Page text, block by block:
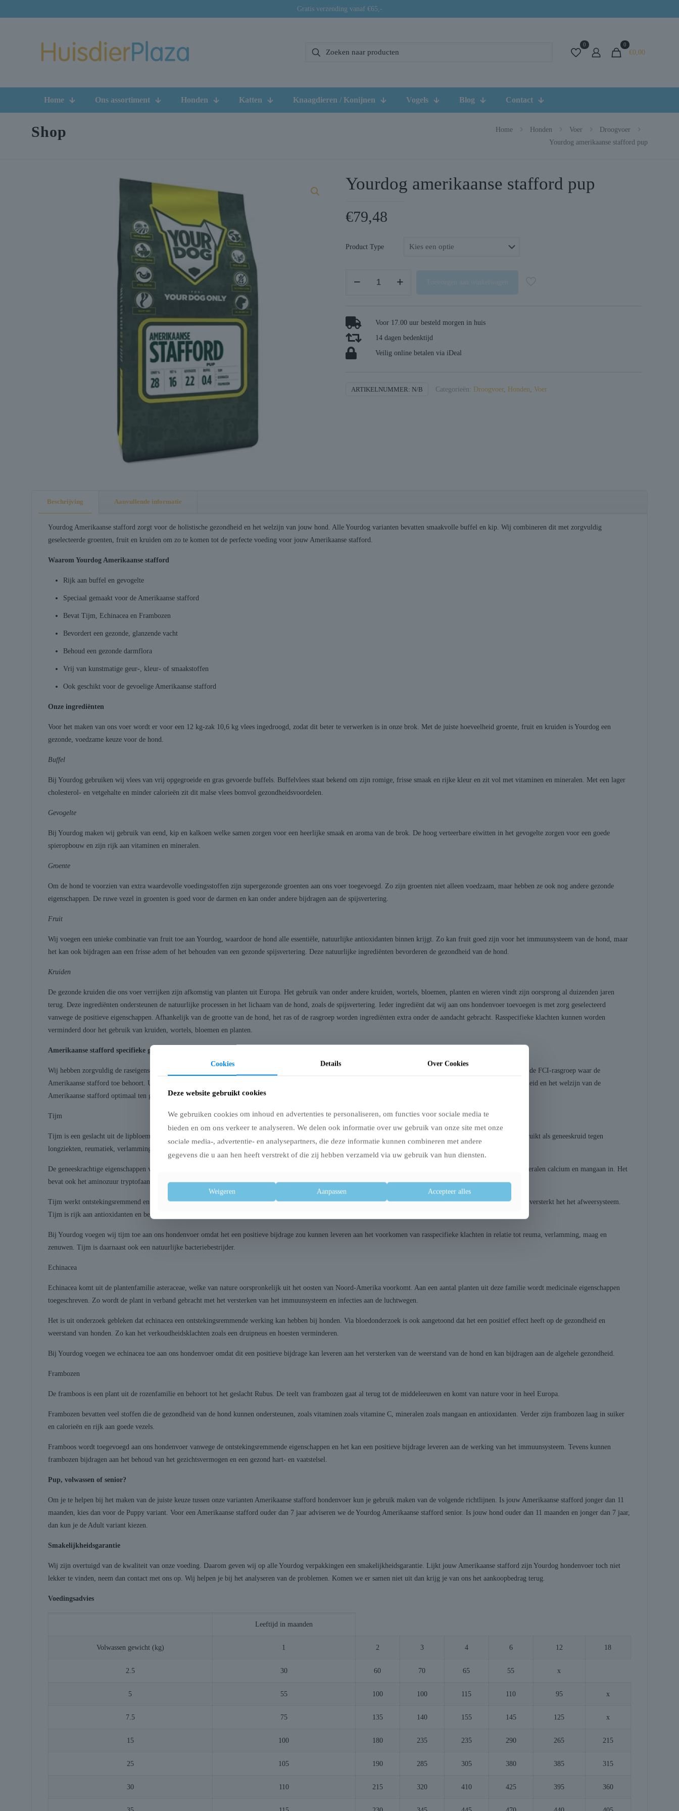
Gratis verzending vanaf €65,-
0 0
€0,00
Home Ons assortiment Honden Katten Knaagdieren / Konijnen Vogels Blog Contact
Shop Home Honden Voer
Droogvoer
Yourdog amerikaanse stafford pup
Yourdog amerikaanse stafford pup
€79,48
Product Type
amerikaanse
aantal
Voor 17.00 uur besteld morgen in huis
14 dagen bedenktijd
Veilig online betalen via iDeal
ARTIKELNUMMER: N/B Categorieën: Droogvoer, Honden Voer
Beschrijving Aanvullende informatie
Yourdog Amerikaanse stafford zorgt voor de holistische gezondheid en het welzijn van jouw hond. Alle Yourdog varianten bevatten smaakvolle buffel en kip. Wij combineren dit met zorgvuldig
geselecteerde groenten, fruit en kruiden om zo te komen tot de perfecte voeding voor jouw Amerikaanse stafford.
Waarom Yourdog Amerikaanse stafford
Rijk aan buffel en gevogelte
Speciaal gemaakt voor de Amerikaanse stafford
Bevat Tijm, Echinacea en Frambozen
Bevordert een gezonde, glanzende vacht
Behoud een gezonde darmflora
Vrij van kunstmatige geur-, kleur- of smaakstoffen
Ook geschikt voor de gevoelige Amerikaanse stafford
Onze ingrediënten
Voor het maken van ons voer wordt er voor een 12 kg-zak 10,6 kg vlees ingedroogd, zodat dit beter te verwerken is in onze brok. Met de juiste hoeveelheid groente, fruit en kruiden is Yourdog een
gezonde, voedzame keuze voor de hond.
Buffel
Bij Yourdog gebruiken wij vlees van vrij opgegroeide en gras gevoerde buffels. Buffelvlees staat bekend om zijn romige, frisse smaak en rijke kleur en zit vol met vitaminen en mineralen. Met een lager
cholesterol- en vetgehalte en minder calorieën zit dit malse vlees bomvol gezondheidsvoordelen.
Gevogelte
Bij Yourdog maken wij gebruik van eend, kip en kalkoen welke samen zorgen voor een heerlijke smaak en aroma van de brok. De hoog verteerbare eiwitten in het gevogelte zorgen voor een goede
spieropbouw en zijn rijk aan vitaminen en mineralen.
Groente
Om de hond te voorzien van extra waardevolle voedingsstoffen zijn supergezonde groenten aan ons voer toegevoegd. Zo zijn groenten niet alleen voedzaam, maar hebben ze ook nog andere gezonde
eigenschappen. De ruwe vezel in groenten is goed voor de darmen en kan onder andere bijdragen aan de spijsvertering.
Fruit
Wij voegen een unieke combinatie van fruit toe aan Yourdog, waardoor de hond alle essentiële, natuurlijke antioxidanten binnen krijgt. Zo kan fruit goed zijn voor het immuunsysteem van de hond, maar
het kan ook bijdragen aan een frisse adem of het behouden van een gezonde spijsvertering. Deze natuurlijke ingrediënten bevorderen de gezondheid van de hond.
Kruiden
De gezonde kruiden die ons voer verrijken zijn afkomstig van planten uit Europa. Het gebruik van onder andere kruiden, wortels, bloemen, planten en wieren vindt zijn oorsprong al duizenden jaren
terug. Deze ingrediënten ondersteunen de natuurlijke processen in het lichaam van de hond, zoals de spijsvertering. Ieder ingrediënt dat wij aan ons hondenvoer toevoegen is met zorg geselecteerd
vanwege de positieve eigenschappen. Afhankelijk van de grootte van de hond, het ras of de rasgroep worden ingrediënten extra onder de aandacht gebracht. Rasspecifieke klachten kunnen worden
verminderd door het gebruik van kruiden, wortels, bloemen en planten.
Amerikaanse stafford specifieke groente, kruiden en fruit
Wij hebben zorgvuldig de raseigenschappen van de Amerikaanse stafford onderzocht. Ook hebben we onderzoek gedaan naar de eigenschappen van de FCI-ras sectie en de FCI-rasgroep waar de
Amerikaanse stafford toe behoort. Uit deze onderzoeken zijn, in overleg met vooraanstaande Nederlandse voedingsdeskundige, ingrediënten geselecteerd die de gezondheid en het welzijn van de
Amerikaanse stafford optimaal ten goede komen.
Tijm
Tijm is een geslacht uit de lipbloemenfamilie. Het omvat kruidachtige of houtachtige planten met een zeer aromatische geur. Tijm is door de Grieken en Romeinen gebruikt als geneeskruid tegen
longziekten, reumatiek, verlamming, maagkramp, gezwellen, hoofdpijn, koliek en zenuwzwakten.
De geneeskrachtige eigenschappen van tijm worden bevestigd door de hoge waarden aan vitamine K die het bevat. Daarnaast bevat tijm ook veel ijzer, maar ook de mineralen calcium en mangaan in. Het
bevat ook het aminozuur tryptofaan en een aanmerkelijke hoeveelheid vezels.
Tijm werkt ontstekingsremmend en heeft een krachtige antibacteriële en schimmeldodende werking. Hiernaast stimuleert het de aanmaak van witte bloedlichaampjes en versterkt het het afweersysteem.
Tijm is rijk aan antioxidanten en bestrijdt effectief vrije radicalen.
Bij Yourdog voegen wij tijm toe aan ons hondenvoer omdat het een positieve bijdrage zou kunnen leveren aan het voorkomen van rasspecifieke klachten in relatie tot reuma, verlamming, maag en
zenuwen. Tijm is daarnaast ook een natuurlijke bacteriebestrijder.
Echinacea
Echinacea komt uit de plantenfamilie asteraceae, welke van nature oorspronkelijk uit het oosten van Noord-Amerika voorkomt. Aan een aantal planten uit deze familie wordt medicinale eigenschappen
toegeschreven. Zo wordt de plant in verband gebracht met het versterken van het immuunsysteem en infecties aan de luchtwegen.
Het is uit onderzoek gebleken dat echinacea een ontstekingsremmende werking kan hebben bij honden. Via bloedonderzoek is ook aangetoond dat het een positief effect heeft op de gezondheid en
weerstand van honden. Zo kan het verkoudheidsklachten zoals een druipneus en hoesten verminderen.
Bij Yourdog voegen we echinacea toe aan ons hondenvoer omdat dit een positieve bijdrage kan leveren aan het versterken van de weerstand van de hond en kan bijdragen aan de algehele gezondheid.
Frambozen
De framboos is een plant uit de rozenfamilie en behoort tot het geslacht Rubus. De teelt van frambozen gaat al terug tot de middeleeuwen en komt van nature voor in heel Europa.
Frambozen bevatten veel stoffen die de gezondheid van de hond kunnen ondersteunen, zoals vitaminen zoals vitamine C, mineralen zoals mangaan en antioxidanten. Verder zijn frambozen laag in suiker
en calorieën en rijk aan goede vezels.
Framboos wordt toegevoegd aan ons hondenvoer vanwege de ontstekingsremmende eigenschappen en het kan een positieve bijdrage leveren aan de werking van het immuunsysteem. Tevens kunnen
frambozen bijdragen aan het behoud van het gezichtsvermogen en een gezond hart- en vaatstelsel.
Pup, volwassen of senior?
Om je te helpen bij het maken van de juiste keuze tussen onze varianten Amerikaanse stafford hondenvoer kun je gebruik maken van de volgende richtlijnen. Is jouw Amerikaanse stafford jonger dan 11
maanden, kies dan voor de Puppy variant. Voor een Amerikaanse stafford ouder dan 7 jaar adviseren we de Yourdog Amerikaanse stafford senior. Is jouw hond ouder dan 11 maanden en jonger dan 7 jaar,
dan kun je de Adult variant kiezen.
Smakelijkheidsgarantie
Wij zijn overtuigd van de kwaliteit van onze voeding. Daarom geven wij op alle Yourdog verpakkingen een smakelijkheidsgarantie. Lijkt jouw Amerikaanse stafford zijn Yourdog hondenvoer toch niet
lekker te vinden, neem dan contact met ons op. Wij helpen je bij het analyseren van de problemen. Komen we er samen niet uit dan krijg je van ons het aankoopbedrag terug.
Voedingsadvies
Leeftijd in maanden
Volwassen gewicht (kg) 1 2 3 4 6 12 18
2.5 30 60 70 65 55 x
5 55 100 100 115 110 95 x
7.5 75 135 140 155 145 125 x
15 100 180 235 235 290 265 215
25 105 190 285 305 380 385 315
30 110 215 320 410 425 395 360
Cookies Details Over Cookies
Deze website gebruikt cookies
We gebruiken cookies om inhoud en advertenties te personaliseren, om functies voor sociale media te
bieden en om ons verkeer te analyseren. We delen ook informatie over uw gebruik van onze site met onze
sociale media-, advertentie- en analysepartners, die deze informatie kunnen combineren met andere
gegevens die u aan hen heeft verstrekt of die zij hebben verzameld via uw gebruik van hun diensten.
Weigeren Aanpassen Accepteer alles